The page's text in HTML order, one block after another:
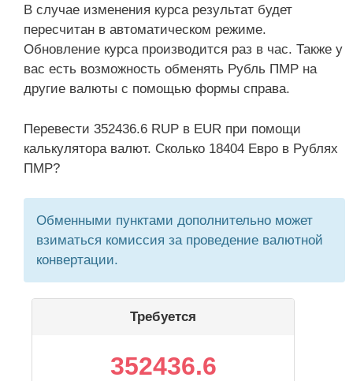
В случае изменения курса результат будет
пересчитан в автоматическом режиме.
Обновление курса производится раз в час. Также у
вас есть возможность обменять Рубль ПМР на
другие валюты с помощью формы справа.
Перевести 352436.6 RUP в EUR при помощи
калькулятора валют. Сколько 18404 Евро в Рублях
ПМР?
Обменными пунктами дополнительно может
взиматься комиссия за проведение валютной
конвертации.
Требуется
352436.6